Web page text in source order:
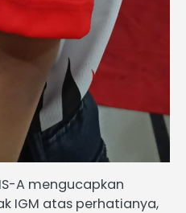
A mengucapkan
IGM atas perhatianya,